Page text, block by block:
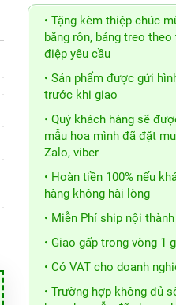
• Tặng kèm thiệp chúc
băng rôn, bảng treo theo
điệp yêu cầu
• Sản phẩm được gửi
trước khi giao
• Quý khách hàng sẽ
mẫu hoa mình đã đặt
Zalo, viber
• Hoàn tiền 100% nếu
hàng không hài lòng
• Miễn Phí ship nội thành
• Giao gấp trong vòng 1
• Có VAT cho doanh
• Trường hợp không đủ